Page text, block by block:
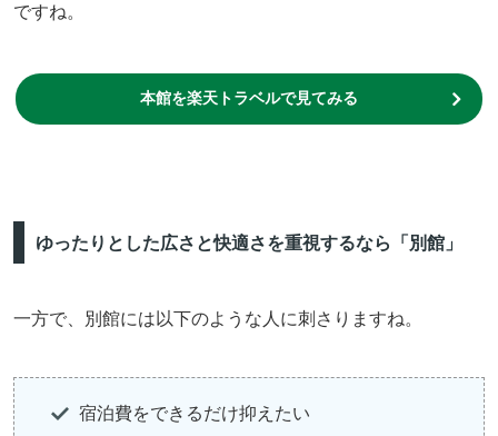
ですね。
本館を楽天トラベルで見てみる
ゆったりとした広さと快適さを重視するなら「別館」
一方で、別館には以下のような人に刺さりますね。
宿泊費をできるだけ抑えたい